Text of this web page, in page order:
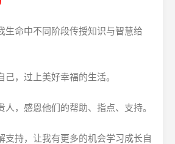
生命中不同阶段传授知识与智慧给
，过上美好幸福的生活。
人，感恩他们的帮助、指点、支持。
支持，让我有更多的机会学习成长自